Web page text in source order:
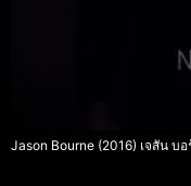
Jason Bourne (2016) เจสัน บ